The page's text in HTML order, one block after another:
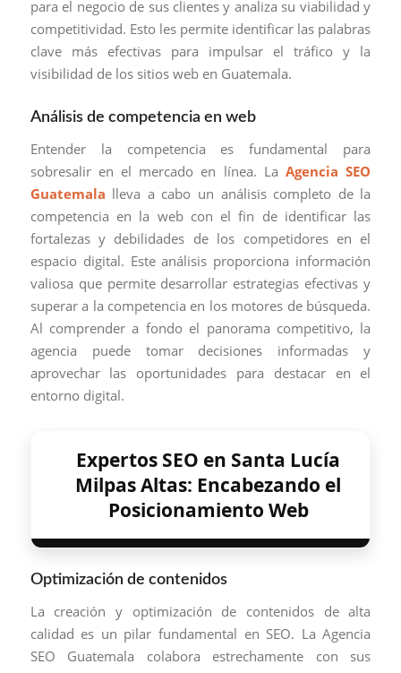
para el negocio de sus clientes y analiza su viabilidad y
competitividad. Esto les permite identificar las palabras
clave más efectivas para impulsar el tráfico y la
visibilidad de los sitios web en Guatemala.
Análisis de competencia en web
Entender la competencia es fundamental para
sobresalir en el mercado en línea. LaAgencia SEO
Guatemala lleva a cabo un análisis completo de la
competencia en la web con el fin de identificar las
fortalezas y debilidades de los competidores en el
espacio digital. Este análisis proporciona información
valiosa que permite desarrollar estrategias efectivas y
superar a la competencia en los motores de búsqueda.
Al comprender a fondo el panorama competitivo, la
agencia puede tomar decisiones informadas y
aprovechar las oportunidades para destacar en el
entorno digital.
Expertos SEO en Santa Lucía
Milpas Altas: Encabezando el
Posicionamiento Web
Optimización de contenidos
La creación y optimización de contenidos de alta
calidad es un pilar fundamental en SEO. La Agencia
SEO Guatemala colabora estrechamente con sus